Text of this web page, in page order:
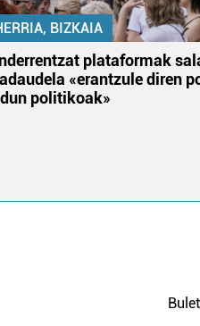
BIZKAIA
plataformak
«erantzule diren
politikoak»